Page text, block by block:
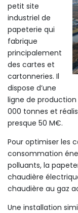
petit site
industriel de
papeterie qui
fabrique
principalement
des cartes et
cartonneries. Il
dispose d’une
ligne de production
000 tonnes et
presque 50 M€.
Pour optimiser les
consommation
polluants, la
chaudière
chaudière au gaz
Une installation